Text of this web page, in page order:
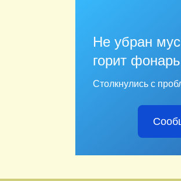
Не убран
горит
Столкнулись с